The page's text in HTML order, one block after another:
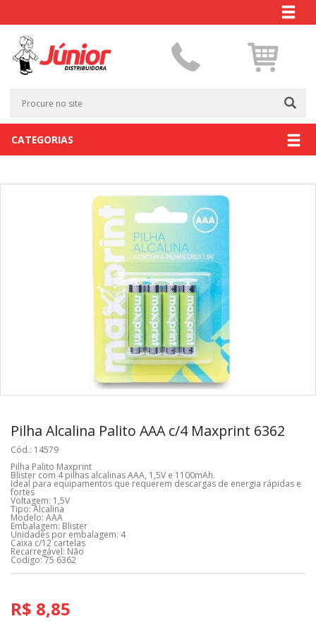
CATEGORIAS
Pilha Alcalina Palito AAA c/4 Maxprint 6362
Cód.: 14579
Pilha Palito Maxprint
Blister com 4 pilhas alcalinas AAA, 1,5V e 1100mAh.
Ideal para equipamentos que requerem descargas de energia rápidas e
fortes
Voltagem: 1,5V
Tipo: Alcalina
Modelo: AAA
Embalagem: Blister
Unidades por embalagem: 4
Caixa c/12 cartelas
Recarregável: Não
Codigo: 75 6362
R$ 8,85